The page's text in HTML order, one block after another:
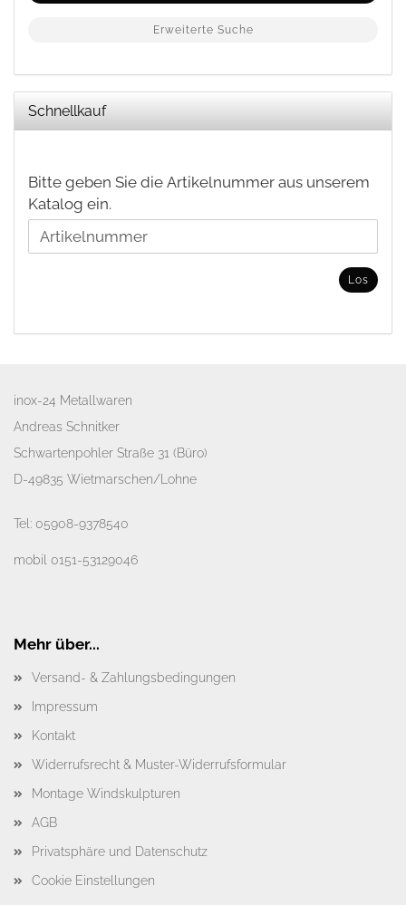
Erweiterte Suche
Schnellkauf
BITTE
GEBEN
SIE
DIE
KATALOG
Bitte geben Sie die Artikelnummer aus unserem
Katalog ein.
Los
inox-24 Metallwaren
Andreas Schnitker
Schwartenpohler Straße 31 (Büro)
D-49835 Wietmarschen/Lohne
Tel: 05908-9378540
mobil 0151-53129046
Mehr über...
Versand- & Zahlungsbedingungen
Impressum
Kontakt
Widerrufsrecht & Muster-Widerrufsformular
Montage Windskulpturen
AGB
Privatsphäre und Datenschutz
Cookie Einstellungen